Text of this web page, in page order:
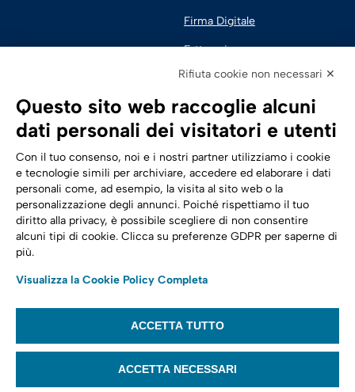
Firma Digitale
Fatturazione
Sicurezza Digitale
Cloud
Trasformazione digitale
Energia
Telecomunicazioni
Automotive
Seguici su:
© 2022,Tinexta Infocert S.p.A.– P.IVA 07945211006 – Cap. Sociale €
22.117.536 – REA RM 1064345 – Sede legale: Piazzale Flaminio 1/B, 00196 –
Rifiuta cookie non necessari ✕
Questo sito web raccoglie alcuni
dati personali dei visitatori e utenti
Con il tuo consenso, noi e i nostri partner utilizziamo i cookie
e tecnologie simili per archiviare, accedere ed elaborare i dati
personali come, ad esempio, la visita al sito web o la
personalizzazione degli annunci. Poiché rispettiamo il tuo
diritto alla privacy, è possibile scegliere di non consentire
alcuni tipi di cookie. Clicca su preferenze GDPR per saperne di
più.
Visualizza la Cookie Policy Completa
ACCETTA TUTTO
ACCETTA NECESSARI